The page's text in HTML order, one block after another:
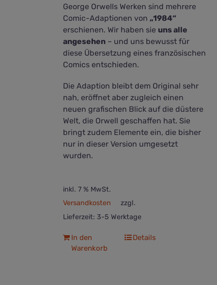
George Orwells Werken sind mehrere
Comic-Adaptionen von„1984“
erschienen. Wir haben sie uns alle
angesehen – und uns bewusst für
diese Übersetzung eines französischen
Comics entschieden.
Die Adaption bleibt dem Original sehr
nah, eröffnet aber zugleich einen
neuen grafischen Blick auf die düstere
Welt, die Orwell geschaffen hat. Sie
bringt zudem Elemente ein, die bisher
nur in dieser Version umgesetzt
wurden.
inkl. 7 % MwSt.
zzgl.
Versandkosten
Lieferzeit: 3-5 Werktage
In den
Warenkorb
Details